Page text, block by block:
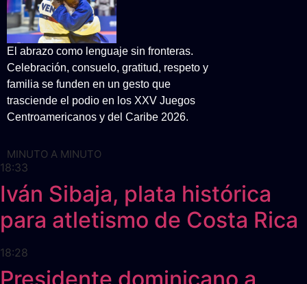
El abrazo como lenguaje sin fronteras.
Celebración, consuelo, gratitud, respeto y
familia se funden en un gesto que
trasciende el podio en los XXV Juegos
Centroamericanos y del Caribe 2026.
MINUTO A MINUTO
18:33
Iván Sibaja, plata histórica
para atletismo de Costa Rica
18:28